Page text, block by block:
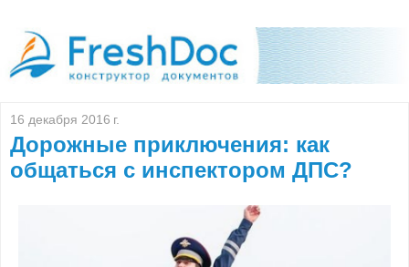
16 декабря 2016 г.
Дорожные приключения: как
общаться с инспектором ДПС?